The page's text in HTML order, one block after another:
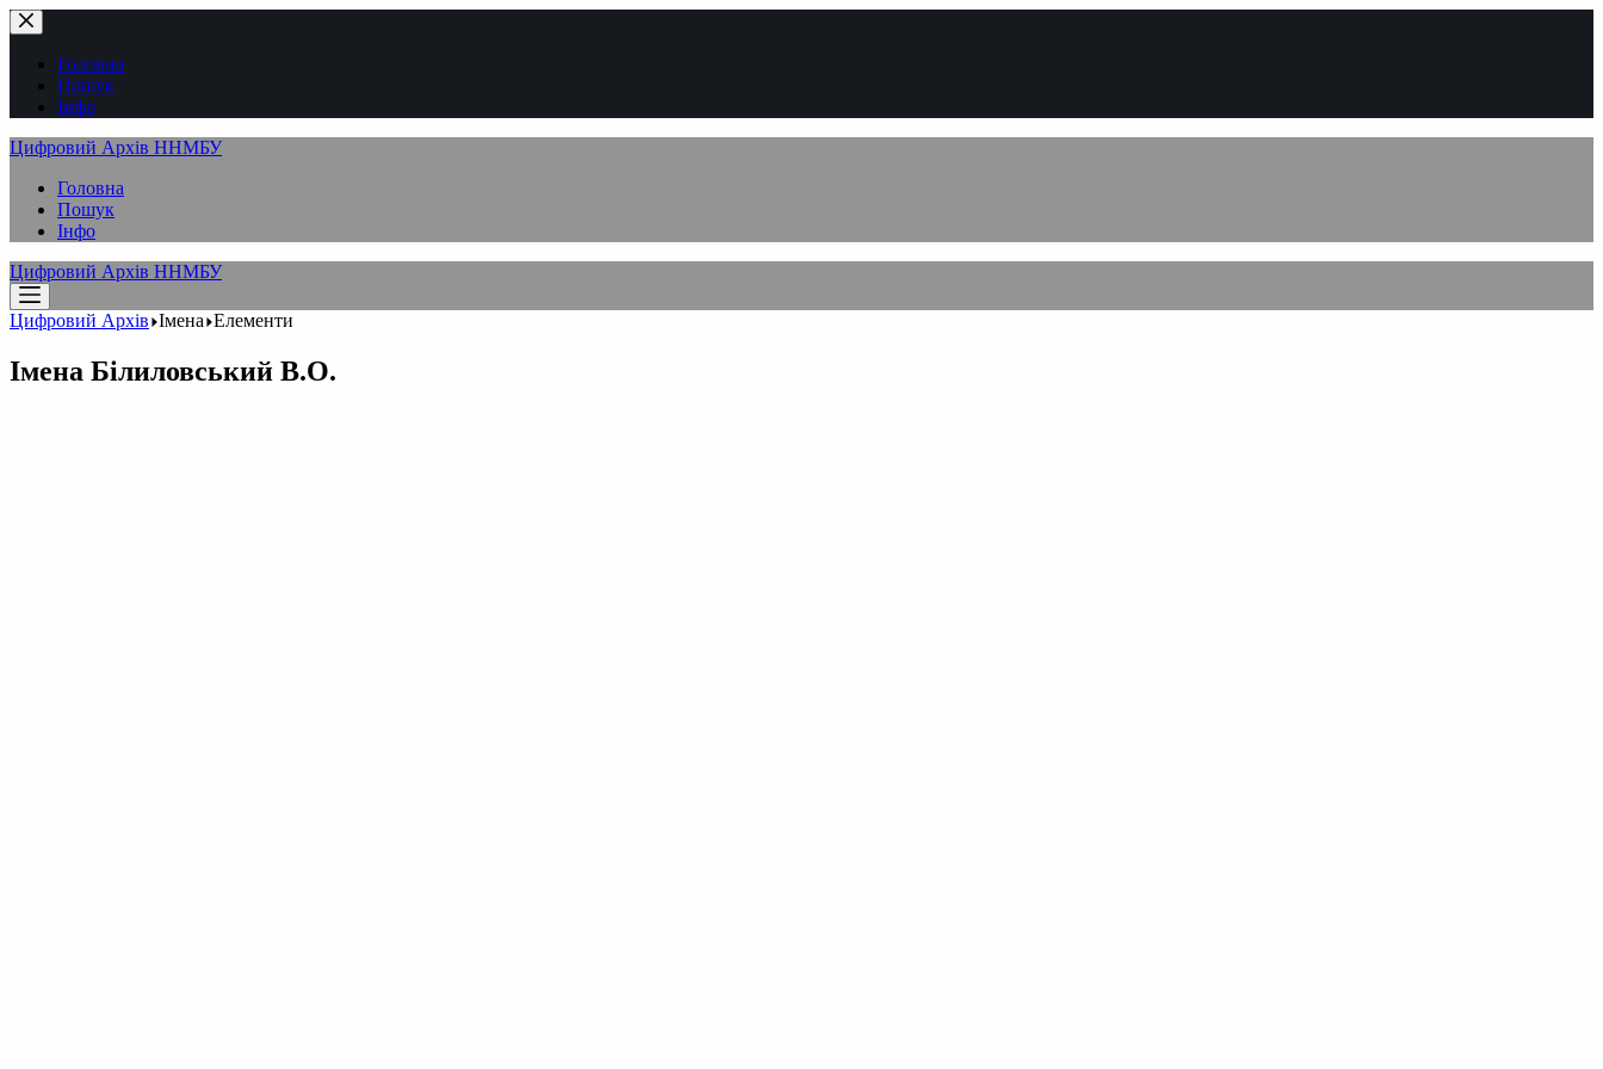
Перейти
до
вмістуГоловна
Пошук
Інфо
Цифровий Архів ННМБУ
Головна
Пошук
Інфо
Цифровий Архів ННМБУ
Цифровий Архів Імена Елементи
Імена Білиловський В.О.